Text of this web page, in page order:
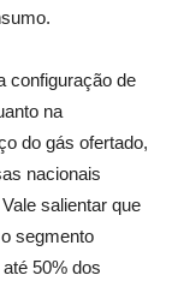
configuração de
na
do gás ofertado,
nacionais
salientar que
segmento
50% dos